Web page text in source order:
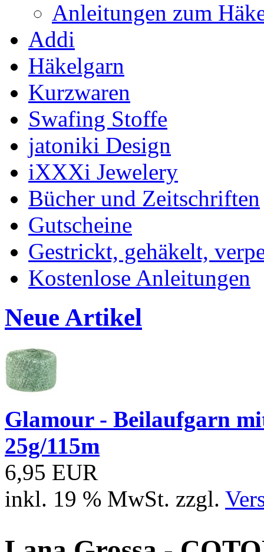
Anleitungen zum
Addi
Häkelgarn
Kurzwaren
Swafing Stoffe
jatoniki Design
iXXXi Jewelery
Bücher und Zeitschriften
Gutscheine
Gestrickt, gehäkelt,
Kostenlose Anleitungen
Neue Artikel
Glamour - Beilaufgarn
25g/115m
6,95 EUR
inkl. 19 % MwSt. zzgl.